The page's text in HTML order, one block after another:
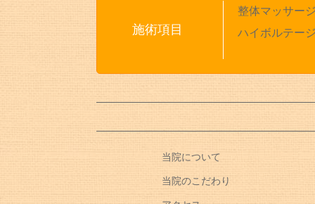
施術項目
整体マッサー
ハイボルテー
当院について
当院のこだわり